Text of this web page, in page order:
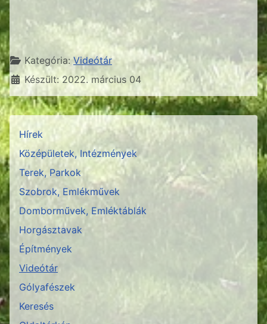
Részletek
Kategória: Videótár
Készült: 2022. március 04
Hírek
Középületek, Intézmények
Terek, Parkok
Szobrok, Emlékművek
Domborművek, Emléktáblák
Horgásztavak
Építmények
Videótár
Gólyafészek
Keresés